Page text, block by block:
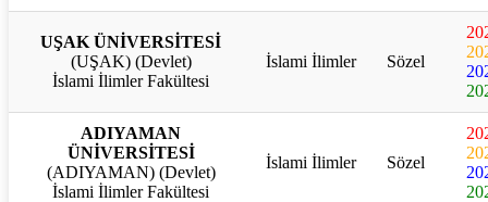
UŞAK ÜNİVERSİTESİ
(UŞAK) (Devlet)
İslami İlimler Fakültesi
İslami İlimler Sözel
ADIYAMAN
ÜNİVERSİTESİ
(ADIYAMAN) (Devlet)
İslami İlimler Fakültesi
İslami İlimler Sözel